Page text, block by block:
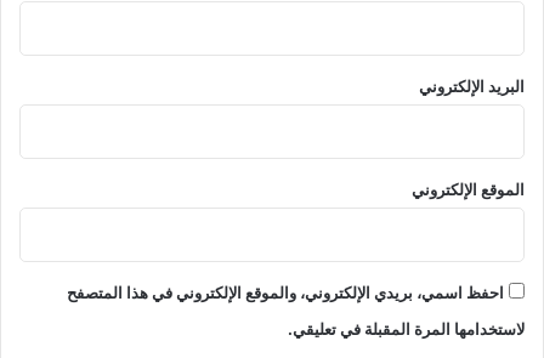
البريد الإلكتروني
الموقع الإلكتروني
احفظ اسمي، بريدي الإلكتروني، والموقع الإلكتروني في هذا المتصفح
لاستخدامها المرة المقبلة في تعليقي.